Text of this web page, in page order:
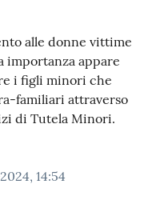
alle donne vittime
importanza appare
i figli minori che
familiari attraverso
di Tutela Minori.
14:54